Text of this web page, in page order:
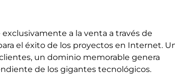
a la venta a través de
el éxito de los proyectos en Internet.
un dominio memorable genera
de los gigantes tecnológicos.